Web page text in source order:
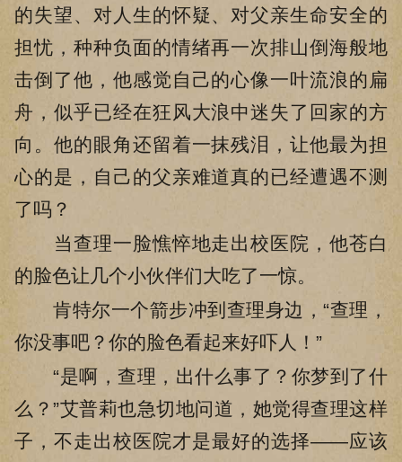
的失望、对人生的怀疑、对父亲生命安全的
担忧，种种负面的情绪再一次排山倒海般地
击倒了他，他感觉自己的心像一叶流浪的扁
舟，似乎已经在狂风大浪中迷失了回家的方
向。他的眼角还留着一抹残泪，让他最为担
心的是，自己的父亲难道真的已经遭遇不测
了吗？
当查理一脸憔悴地走出校医院，他苍白
的脸色让几个小伙伴们大吃了一惊。
肯特尔一个箭步冲到查理身边，“查理，
你没事吧？你的脸色看起来好吓人！”
“是啊，查理，出什么事了？你梦到了什
么？”艾普莉也急切地问道，她觉得查理这样
子，不走出校医院才是最好的选择——应该